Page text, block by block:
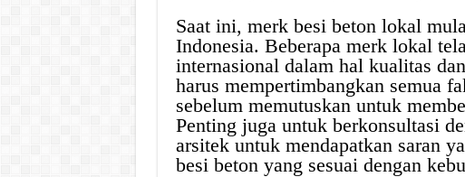
Saat ini, merk besi beton lokal
Indonesia. Beberapa merk lokal
internasional dalam hal kualitas
harus mempertimbangkan semua
sebelum memutuskan untuk
Penting juga untuk berkonsultasi
arsitek untuk mendapatkan saran
besi beton yang sesuai dengan